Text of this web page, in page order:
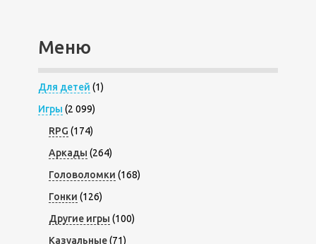
Меню
Для детей (1)
Игры (2 099)
RPG (174)
Аркады (264)
Головоломки (168)
Гонки (126)
Другие игры (100)
Казуальные(71)